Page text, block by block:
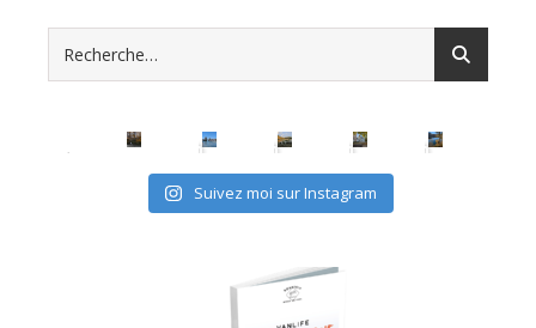
Suivez moi sur Instagram